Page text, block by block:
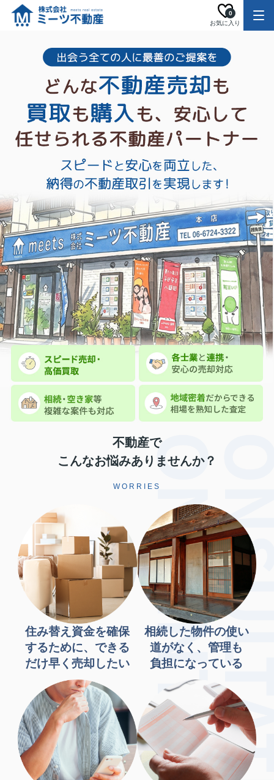
お気に入り
0
不動産で
こんなお悩みありませんか？
WORRIES
住み替え資金を確保
するために、できる
だけ早く売却したい
相続した物件の使い
道がなく、管理も
負担になっている